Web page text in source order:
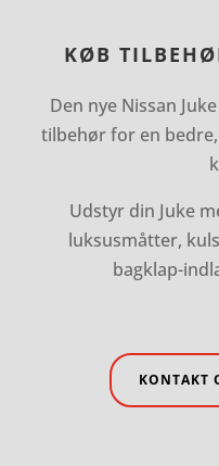
KØB
Den nye Nissan
tilbehør for en
Udstyr din Juke
luksusmåtter,
bagklap-
KONTAKT